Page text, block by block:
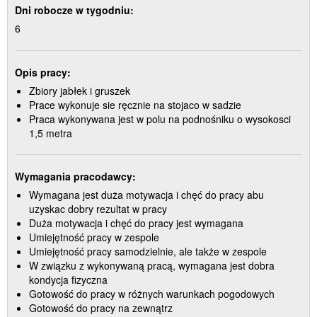
Dni robocze w tygodniu:
6
Opis pracy:
Zbiory jabłek i gruszek
Prace wykonuje sie ręcznie na stojaco w sadzie
Praca wykonywana jest w polu na podnośniku o wysokosci
1,5 metra
Wymagania pracodawcy:
Wymagana jest duża motywacja i chęć do pracy abu
uzyskac dobry rezultat w pracy
Duża motywacja i chęć do pracy jest wymagana
Umiejętność pracy w zespole
Umiejętność pracy samodzielnie, ale także w zespole
W związku z wykonywaną pracą, wymagana jest dobra
kondycja fizyczna
Gotowość do pracy w różnych warunkach pogodowych
Gotowość do pracy na zewnątrz